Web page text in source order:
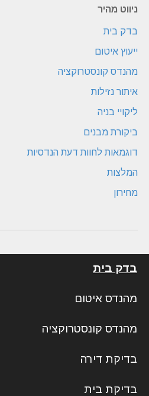
ניווט מהיר
בדק בית
ייעוץ איטום
מהנדס קונסטרוקציה
איתור נזילות
ליקויי בניה
ביקורת מבנים
דוגמאות לחוות דעת הנדסיות
המלצות
מחירון
בדק בית
מהנדס איטום
מהנדס קונסטרוקציה
בדיקת דירה
בדיקת בית